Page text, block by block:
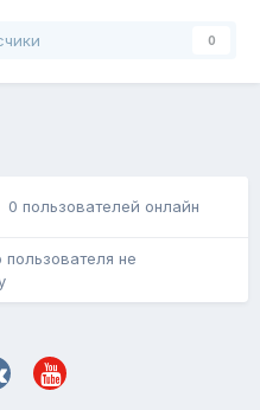
0
0 пользователей онлайн
не